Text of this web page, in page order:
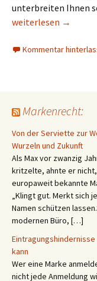
unterbreiten Ihnen
Ausdehnung einer
weiterlesen →
Kommentar
Markenrecht:
Von der Serviette zur
Wurzeln und Zukunft
Als Max vor zwanzig
kritzelte, ahnte er
europaweit bekannte
„Klingt gut. Merkt sich
Namen schützen
modernen Büro, […]
kann
Wer eine Marke
nicht jede Anmeldung